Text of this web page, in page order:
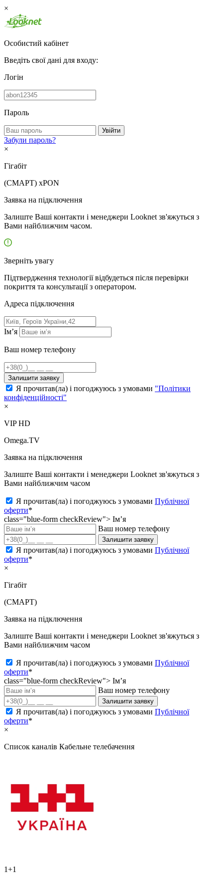
×
Особистий кабінет
Введіть свої дані для входу:
Логін
Пароль
Увійти
Забули пароль?
×
Гігабіт
(СМАРТ) xPON
Заявка на підключення
Залиште Ваші контакти і менеджери Looknet зв'яжуться з
Вами найближчим часом.
Зверніть увагу
Підтвердження технології відбудеться після перевірки
покриття та консультації з оператором.
Адресa підключення
Ім’я
Ваш номер телефону
Залишити заявку
Я прочитав(ла) і погоджуюсь з умовами "Політики
конфіденційності"
×
VIP HD
Omega.TV
Заявка на підключення
Залиште Ваші контакти і менеджери Looknet зв'яжуться з
Вами найближчим часом
Я прочитав(ла) і погоджуюсь з умовами Публічної
оферти*
class="blue-form checkReview"> Ім’я
Ваш номер телефону
Залишити заявку
Я прочитав(ла) і погоджуюсь з умовами Публічної
оферти*
×
Гігабіт
(СМАРТ)
Заявка на підключення
Залиште Ваші контакти і менеджери Looknet зв'яжуться з
Вами найближчим часом
Я прочитав(ла) і погоджуюсь з умовами Публічної
оферти*
class="blue-form checkReview"> Ім’я
Ваш номер телефону
Залишити заявку
Я прочитав(ла) і погоджуюсь з умовами Публічної
оферти*
×
Список каналів Кабельне телебачення
1+1